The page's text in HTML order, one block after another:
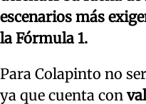
escenarios más
la Fórmula 1.
Para Colapinto no
ya que cuenta con